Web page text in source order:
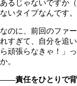
あるじゃないですか
ないタイプなんです。
なのに、前回のファ
れすぎて、自分を追
ら頑張らなきゃ！」
か。
――責任をひとりで背